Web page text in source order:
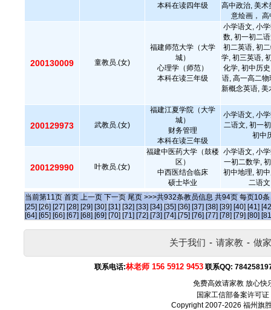
本科在读四年级
高中政治, 美术
意绘画，
200130009 童教员.(女)
福建师范大学（大学
城）
心理学（师范）
本科在读三年级
小学语文, 小
数, 初一初二
初二英语, 初
学, 初三英语,
化学, 初中历
语, 高一高二
新概念英语, 美
200129973 武教员.(女)
福建江夏学院（大学
城）
财务管理
本科在读三年级
小学语文, 小
二语文, 初一
初中
200129990 叶教员.(女)
福建中医药大学（鼓楼
区）
中西医结合临床
硕士毕业
小学语文, 小
一初二数学,
初中地理, 初
二语
当前第11页 首页 上一页 下一页 尾页 >>>共932条教员信息 共94页 每页10条
[25] [26] [27] [28] [29] [30] [31] [32] [33] [34] [35] [36] [37] [38] [39] [40] [41]
[64] [65] [66] [67] [68] [69] [70] [71] [72] [73] [74] [75] [76] [77] [78] [79] [80]
关于我们 - 请家教 - 做
联系电话:林老师 156 5912 9453 联系QQ:
免费高效请家教 放心快
国家工信部备案许可证
Copyright 2007-2026 福州旗